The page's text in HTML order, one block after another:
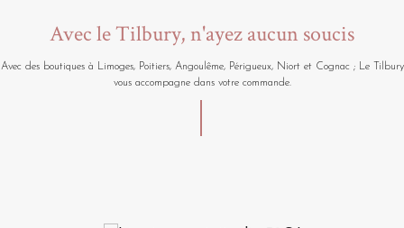
Avec le Tilbury, n'ayez aucun soucis
Avec des boutiques à Limoges, Poitiers, Angoulême, Périgueux, Niort et Cognac ; Le Tilbury
vous accompagne dans votre commande.